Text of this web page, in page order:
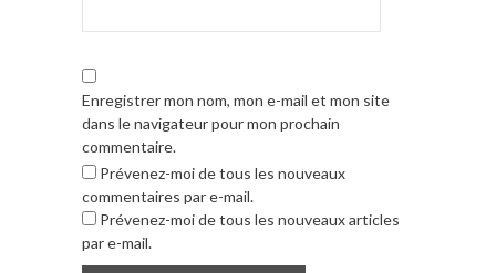
Enregistrer mon nom, mon e-mail et mon site
dans le navigateur pour mon prochain
commentaire.
Prévenez-moi de tous les nouveaux
commentaires par e-mail.
Prévenez-moi de tous les nouveaux articles
par e-mail.